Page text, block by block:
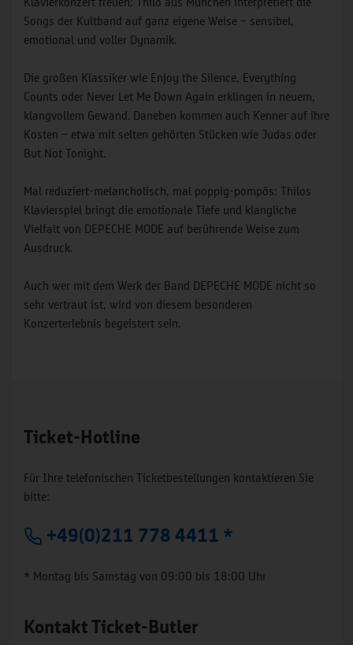
Songs der Kultband auf ganz eigene Weise – sensibel,
emotional und voller Dynamik.
Die großen Klassiker wie Enjoy the Silence, Everything
Counts oder Never Let Me Down Again erklingen in neuem,
klangvollem Gewand. Daneben kommen auch Kenner auf ihre
Kosten – etwa mit selten gehörten Stücken wie Judas oder
But Not Tonight.
Mal reduziert-melancholisch, mal poppig-pompös: Thilos
Klavierspiel bringt die emotionale Tiefe und klangliche
Vielfalt von DEPECHE MODE auf berührende Weise zum
Ausdruck.
Auch wer mit dem Werk der Band DEPECHE MODE nicht so
sehr vertraut ist, wird von diesem besonderen
Konzerterlebnis begeistert sein.
Ticket-Hotline
Für Ihre telefonischen Ticketbestellungen kontaktieren Sie
bitte:
+49(0)211 778 4411 *
* Montag bis Samstag von 09:00 bis 18:00 Uhr
Kontakt Ticket-Butler